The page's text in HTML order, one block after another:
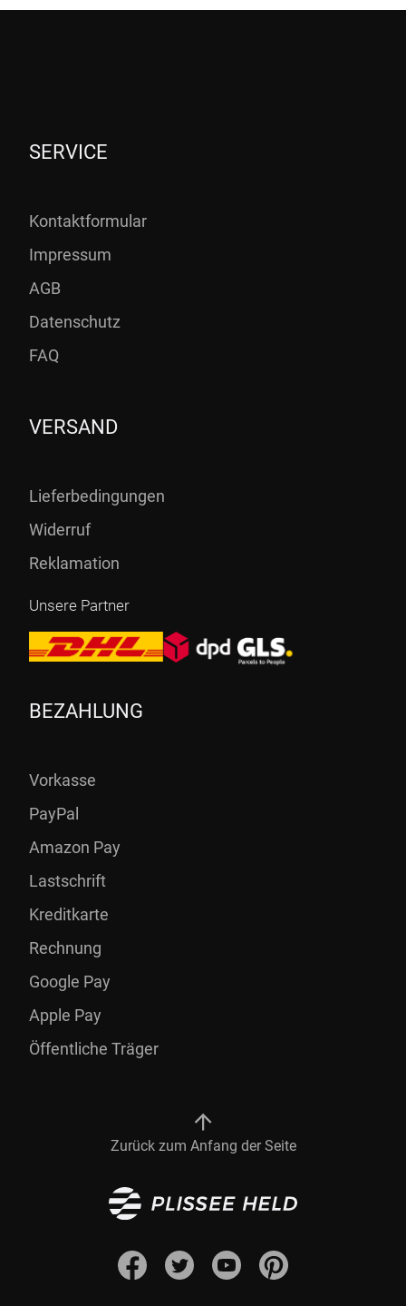
Zurück zum Anfang der Seite
SERVICE
Kontaktformular
Impressum
AGB
Datenschutz
FAQ
VERSAND
Lieferbedingungen
Widerruf
Reklamation
Unsere Partner
BEZAHLUNG
Vorkasse
PayPal
Amazon Pay
Lastschrift
Kreditkarte
Rechnung
Google Pay
Apple Pay
Öffentliche Träger